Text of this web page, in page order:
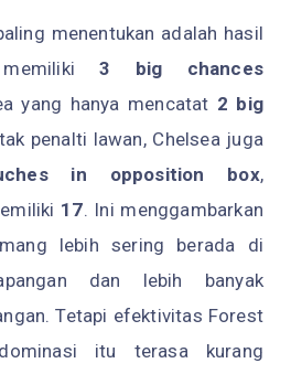
menentukan adalah hasil
memiliki3 big chances
yang hanya mencatat 2 big
penalti lawan, Chelsea juga
in opposition box,
17. Ini menggambarkan
lebih sering berada di
dan lebih banyak
Tetapi efektivitas Forest
itu terasa kurang